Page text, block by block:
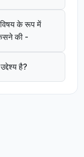
के रूप में
की -
है?